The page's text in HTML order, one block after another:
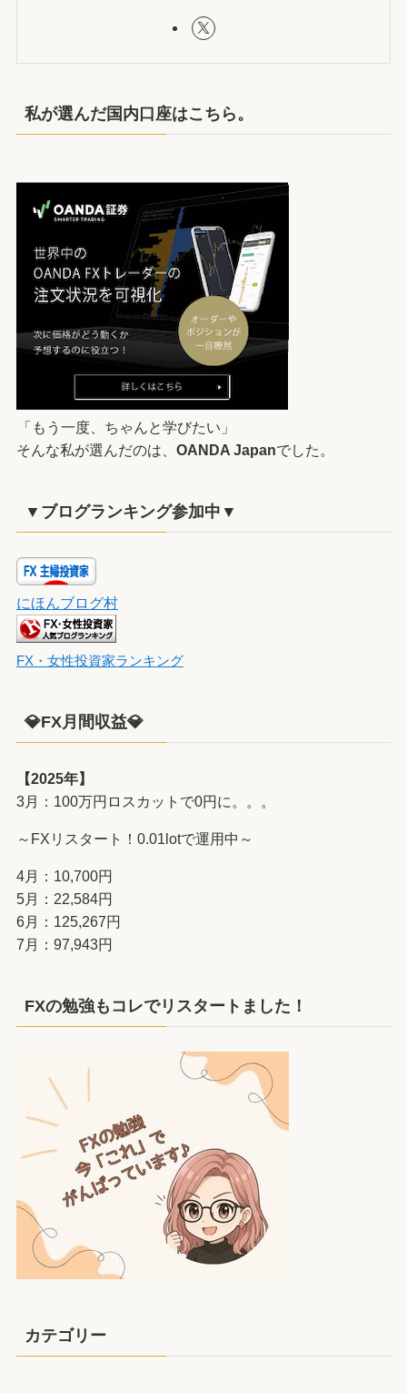
私が選んだ国内口座はこちら。
「もう一度、ちゃんと学びたい」
そんな私が選んだのは、 OANDA Japanでした。
▼ブログランキング参加中▼
にほんブログ村
FX・女性投資家ランキング
💎FX月間収益💎
【2025年】
3月：100万円ロスカットで0円に。。。
～FXリスタート！0.01lotで運用中～
4月：10,700円
5月：22,584円
6月：125,267円
7月：97,943円
FXの勉強もコレでリスタートました！
カテゴリー